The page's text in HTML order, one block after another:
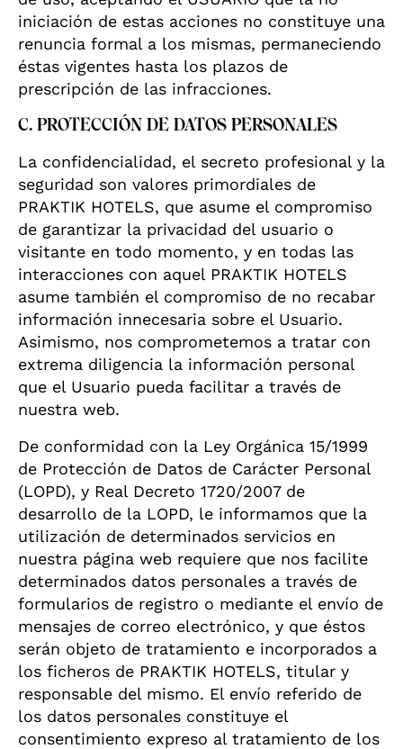
iniciación de estas acciones no constituye una
renuncia formal a los mismas, permaneciendo
éstas vigentes hasta los plazos de
prescripción de las infracciones.
C. PROTECCIÓN DE DATOS PERSONALES
La confidencialidad, el secreto profesional y la
seguridad son valores primordiales de
PRAKTIK HOTELS, que asume el compromiso
de garantizar la privacidad del usuario o
visitante en todo momento, y en todas las
interacciones con aquel PRAKTIK HOTELS
asume también el compromiso de no recabar
información innecesaria sobre el Usuario.
Asimismo, nos comprometemos a tratar con
extrema diligencia la información personal
que el Usuario pueda facilitar a través de
nuestra web.
De conformidad con la Ley Orgánica 15/1999
de Protección de Datos de Carácter Personal
(LOPD), y Real Decreto 1720/2007 de
desarrollo de la LOPD, le informamos que la
utilización de determinados servicios en
nuestra página web requiere que nos facilite
determinados datos personales a través de
formularios de registro o mediante el envío de
mensajes de correo electrónico, y que éstos
serán objeto de tratamiento e incorporados a
los ficheros de PRAKTIK HOTELS, titular y
responsable del mismo. El envío referido de
los datos personales constituye el
consentimiento expreso al tratamiento de los